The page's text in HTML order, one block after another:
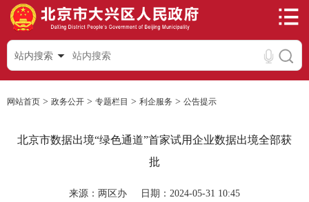
站内搜索
网站首页 > 政务公开 > 专题栏目 > 利企服务 > 公告提示
北京市数据出境“绿色通道”首家试用企业数据出境全部获
批
来源：两区办 日期：2024-05-31 10:45